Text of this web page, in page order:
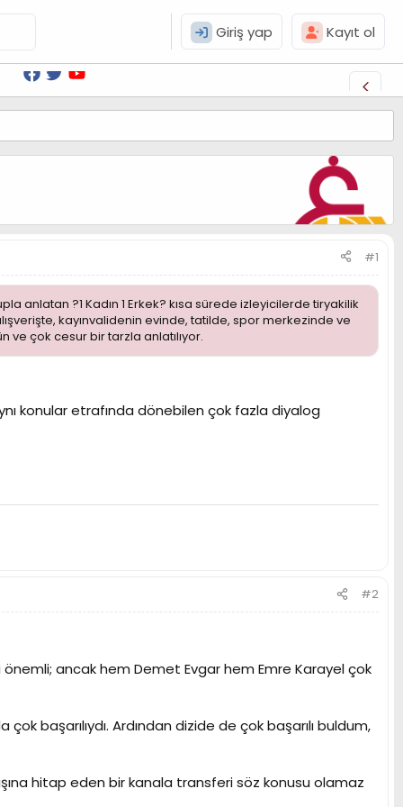
Giriş yap Kayıt ol
#1
anlatan ?1 Kadın 1 Erkek? kısa sürede izleyicilerde tiryakilik
kayınvalidenin evinde, tatilde, spor merkezinde ve
çok cesur bir tarzla anlatılıyor.
konular etrafında dönebilen çok fazla diyalog
#2
ancak hem Demet Evgar hem Emre Karayel çok
başarılıydı. Ardından dizide de çok başarılı buldum,
hitap eden bir kanala transferi söz konusu olamaz